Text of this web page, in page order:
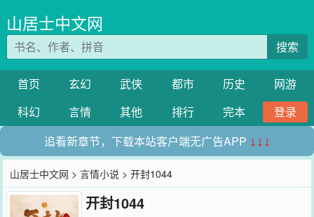
山居士中文网
搜索
首页 玄幻 武侠 都市 历史
网游
科幻
言情 其他 排行 完本
登录
追看新章节，下载本站客户端无广告APP ↓↓↓
山居士中文网 >言情小说 > 开封1044
开封1044